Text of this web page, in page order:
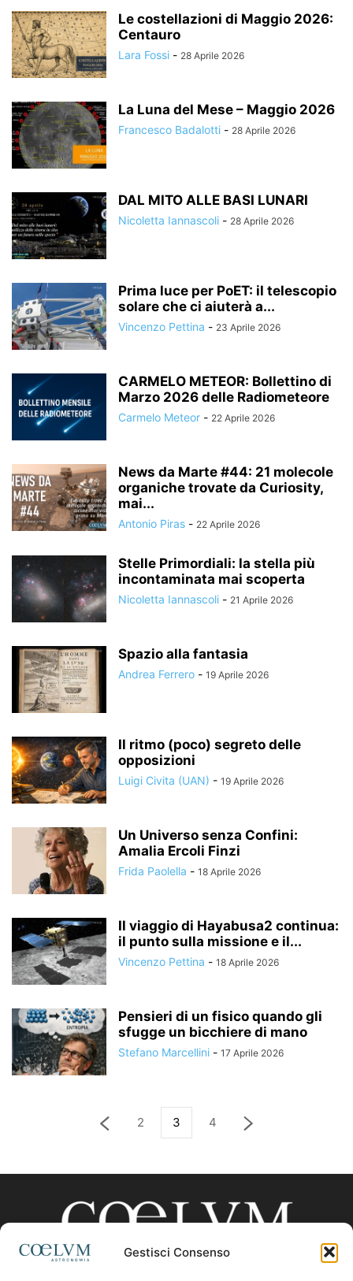
Gestisci Consenso
Le costellazioni di Maggio 2026:
Centauro
Lara Fossi - 28 Aprile 2026
La Luna del Mese – Maggio 2026
Francesco Badalotti - 28 Aprile 2026
DAL MITO ALLE BASI LUNARI
Nicoletta Iannascoli - 28 Aprile 2026
Prima luce per PoET: il telescopio
solare che ci aiuterà a...
Vincenzo Pettina - 23 Aprile 2026
CARMELO METEOR: Bollettino di
Marzo 2026 delle Radiometeore
Carmelo Meteor - 22 Aprile 2026
News da Marte #44: 21 molecole
organiche trovate da Curiosity,
mai...
Antonio Piras - 22 Aprile 2026
Stelle Primordiali: la stella più
incontaminata mai scoperta
Nicoletta Iannascoli - 21 Aprile 2026
Spazio alla fantasia
Andrea Ferrero - 19 Aprile 2026
Il ritmo (poco) segreto delle
opposizioni
Luigi Civita (UAN) - 19 Aprile 2026
Un Universo senza Confini:
Amalia Ercoli Finzi
Frida Paolella - 18 Aprile 2026
Il viaggio di Hayabusa2 continua:
il punto sulla missione e il...
Vincenzo Pettina - 18 Aprile 2026
Pensieri di un fisico quando gli
sfugge un bicchiere di mano
Stefano Marcellini - 17 Aprile 2026
2 3 4